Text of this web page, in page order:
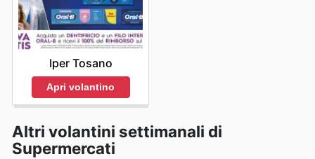
Iper Tosano
Apri volantino
Altri volantini settimanali di
Supermercati